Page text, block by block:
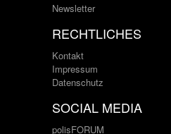
Newsletter
RECHTLICHES
Kontakt
Impressum
Datenschutz
SOCIAL MEDIA
polisFORUM